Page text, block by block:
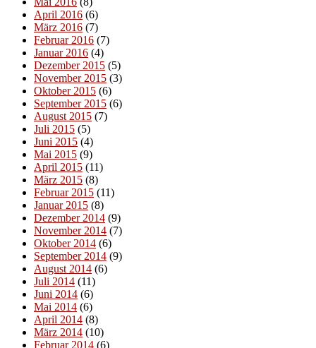
April 2016 (6)
März 2016 (7)
Februar 2016 (7)
Januar 2016 (4)
Dezember 2015 (5)
November 2015 (3)
Oktober 2015 (6)
September 2015 (6)
August 2015 (7)
Juli 2015 (5)
Juni 2015 (4)
Mai 2015 (9)
April 2015 (11)
März 2015 (8)
Februar 2015 (11)
Januar 2015 (8)
Dezember 2014 (9)
November 2014 (7)
Oktober 2014 (6)
September 2014 (9)
August 2014 (6)
Juli 2014 (11)
Juni 2014 (6)
Mai 2014 (6)
April 2014 (8)
März 2014 (10)
Februar 2014 (6)